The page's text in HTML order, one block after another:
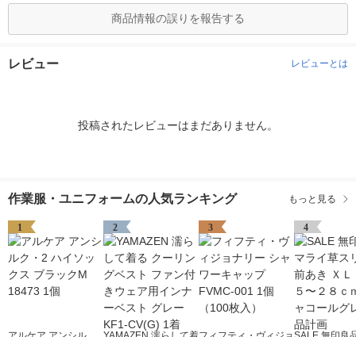
商品情報の誤りを報告する
レビュー レビューとは
投稿されたレビューはまだありません。
作業服・ユニフォームの人気ランキング もっと見る
1 2 3 4